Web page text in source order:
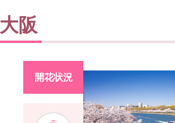
大阪
開花状況